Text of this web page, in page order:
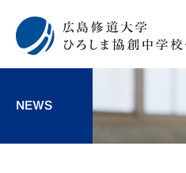
NEWS